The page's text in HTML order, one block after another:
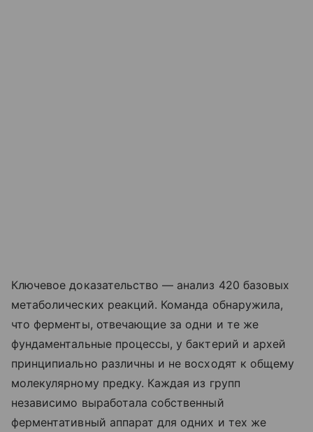
Ключевое доказательство — анализ 420 базовых
метаболических реакций. Команда обнаружила,
что ферменты, отвечающие за одни и те же
фундаментальные процессы, у бактерий и архей
принципиально различны и не восходят к общему
молекулярному предку. Каждая из групп
независимо выработала собственный
ферментативный аппарат для одних и тех же